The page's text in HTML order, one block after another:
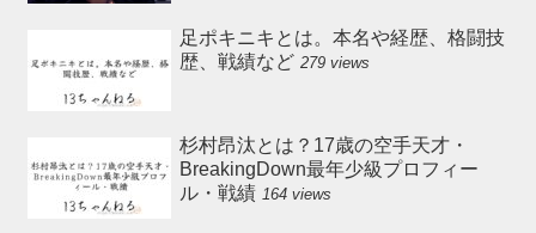
足ポキニキとは。本名や経歴、格闘技
歴、戦績など 279 views
杉村昂汰とは？17歳の空手天才・
BreakingDown最年少級プロフィー
ル・戦績 164 views